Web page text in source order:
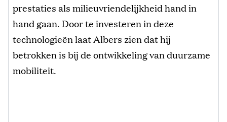
prestaties als milieuvriendelijkheid hand in
hand gaan. Door te investeren in deze
technologieën laat Albers zien dat hij
betrokken is bij de ontwikkeling van duurzame
mobiliteit.